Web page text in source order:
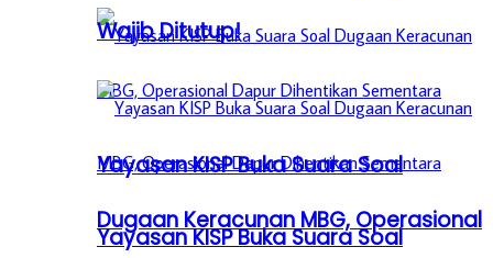
Yayasan KISP Buka Suara Soal
Dugaan Keracunan MBG, Operasional
Wajib Ditutup!
Yayasan KISP Buka Suara Soal